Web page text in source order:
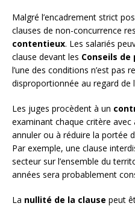
Malgré l’encadrement strict
clauses de non-concurrence
contentieux. Les salariés
clause devant les Conseils de
l’une des conditions n’est pas
disproportionnée au regard de
Les juges procèdent à un
examinant chaque critère avec
annuler ou à réduire la portée
Par exemple, une clause
secteur sur l’ensemble du
années sera probablement
La nullité de la clause peut